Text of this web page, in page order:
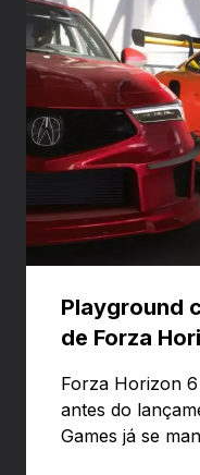
Playground
de Forza
Forza Horizon
antes do
Games já se